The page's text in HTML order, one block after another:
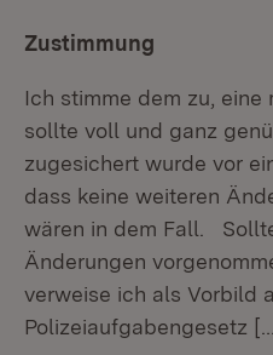
Zustimmung
Ich stimme dem zu,
sollte voll und ganz
zugesichert wurde vor
dass keine weiteren
wären in dem Fall.
Änderungen
verweise ich als Vorbild
Polizeiaufgabengesetz